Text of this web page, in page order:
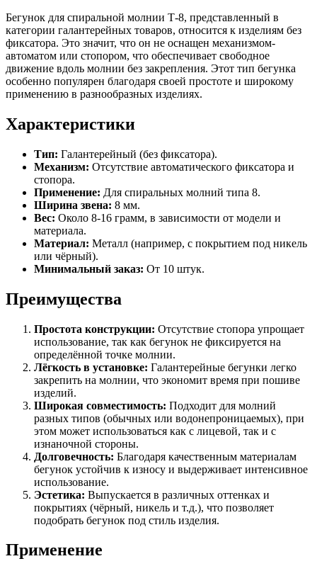
Бегунок для спиральной молнии Т-8, представленный в
категории галантерейных товаров, относится к изделиям без
фиксатора. Это значит, что он не оснащен механизмом-
автоматом или стопором, что обеспечивает свободное
движение вдоль молнии без закрепления. Этот тип бегунка
особенно популярен благодаря своей простоте и широкому
применению в разнообразных изделиях.
Характеристики
Тип: Галантерейный (без фиксатора).
Механизм: Отсутствие автоматического фиксатора и
стопора.
Применение: Для спиральных молний типа 8.
Ширина звена: 8 мм.
Вес: Около 8-16 грамм, в зависимости от модели и
материала.
Материал: Металл (например, с покрытием под никель
или чёрный).
Минимальный заказ: От 10 штук.
Преимущества
Простота конструкции: Отсутствие стопора упрощает
использование, так как бегунок не фиксируется на
определённой точке молнии.
Лёгкость в установке: Галантерейные бегунки легко
закрепить на молнии, что экономит время при пошиве
изделий.
Широкая совместимость: Подходит для молний
разных типов (обычных или водонепроницаемых), при
этом может использоваться как с лицевой, так и с
изнаночной стороны.
Долговечность: Благодаря качественным материалам
бегунок устойчив к износу и выдерживает интенсивное
использование.
Эстетика: Выпускается в различных оттенках и
покрытиях (чёрный, никель и т.д.), что позволяет
подобрать бегунок под стиль изделия.
Применение